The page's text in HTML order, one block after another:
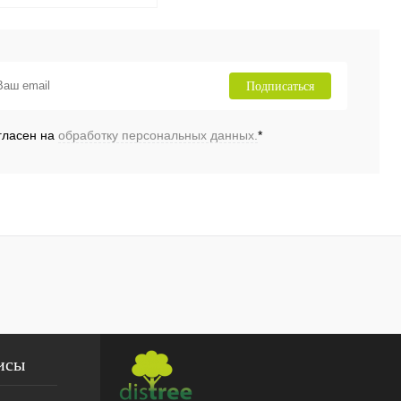
в 1 клик Подписаться
на обработку персональных данных. *